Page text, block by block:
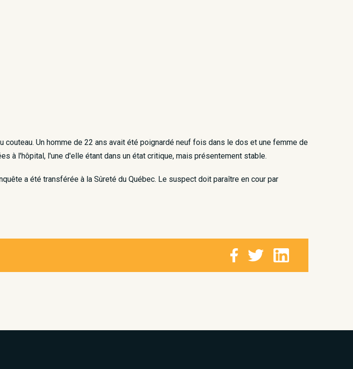
couteau. Un homme de 22 ans avait été poignardé neuf fois dans le dos et une femme de
à l'hôpital, l'une d'elle étant dans un état critique, mais présentement stable.
a été transférée à la Sûreté du Québec. Le suspect doit paraître en cour par